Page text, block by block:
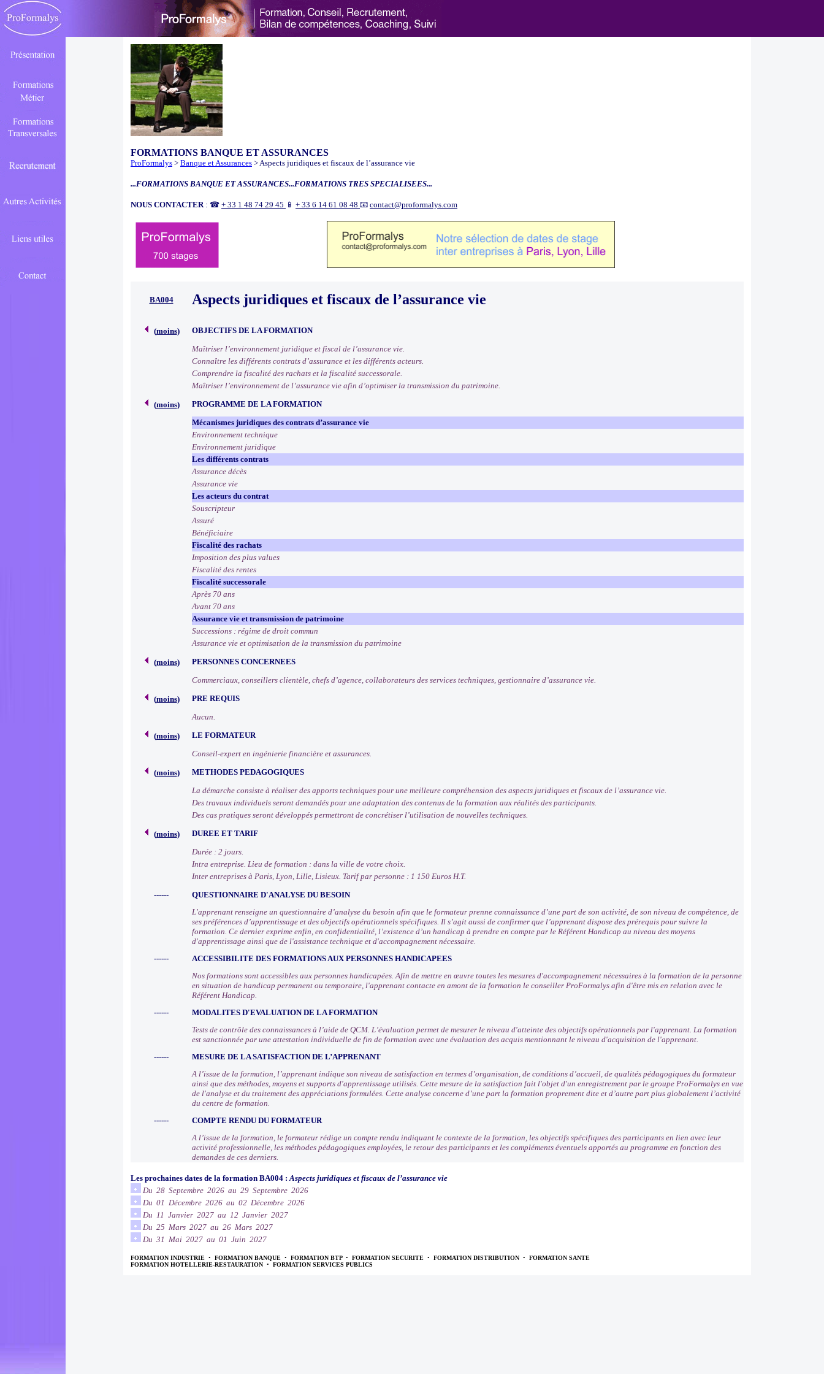
FORMATIONS BANQUE ET ASSURANCES
ProFormalys > Banque et Assurances > Aspects juridiques et fiscaux de l’assurance vie
...FORMATIONS BANQUE ET ASSURANCES...FORMATIONS TRES SPECIALISEES...
NOUS CONTACTER : ☎ + 33 1 48 74 29 45 📱 + 33 6 14 61 08 48 📧 contact@proformalys.com
BA004 Aspects juridiques et fiscaux de l’assurance vie
(moins)
OBJECTIFS DE LA FORMATION
Maîtriser l’environnement juridique et fiscal de l’assurance vie.
Connaître les différents contrats d’assurance et les différents acteurs.
Comprendre la fiscalité des rachats et la fiscalité successorale.
Maîtriser l’environnement de l’assurance vie afin d’optimiser la transmission du patrimoine.
(moins)
PROGRAMME DE LA FORMATION
Mécanismes juridiques des contrats d’assurance vie
Environnement technique
Environnement juridique
Les différents contrats
Assurance décès
Assurance vie
Les acteurs du contrat
Souscripteur
Assuré
Bénéficiaire
Fiscalité des rachats
Imposition des plus values
Fiscalité des rentes
Fiscalité successorale
Après 70 ans
Avant 70 ans
Assurance vie et transmission de patrimoine
Successions : régime de droit commun
Assurance vie et optimisation de la transmission du patrimoine
(moins)
PERSONNES CONCERNEES
Commerciaux, conseillers clientèle, chefs d’agence, collaborateurs des services techniques, gestionnaire d’assurance vie.
(moins)
PRE REQUIS
Aucun.
(moins)
LE FORMATEUR
Conseil-expert en ingénierie financière et assurances.
(moins)
METHODES PEDAGOGIQUES
La démarche consiste à réaliser des apports techniques pour une meilleure compréhension des aspects juridiques et fiscaux de l’assurance vie.
Des travaux individuels seront demandés pour une adaptation des contenus de la formation aux réalités des participants.
Des cas pratiques seront développés permettront de concrétiser l’utilisation de nouvelles techniques.
(moins)
DUREE ET TARIF
Durée : 2 jours.
Intra entreprise. Lieu de formation : dans la ville de votre choix.
Inter entreprises à Paris, Lyon, Lille, Lisieux. Tarif par personne : 1 150 Euros H.T.
------
QUESTIONNAIRE D'ANALYSE DU BESOIN
L'apprenant renseigne un questionnaire d’analyse du besoin afin que le formateur prenne connaissance d’une part de son activité, de son niveau de compétence, de
ses préférences d’apprentissage et des objectifs opérationnels spécifiques. Il s’agit aussi de confirmer que l’apprenant dispose des prérequis pour suivre la
formation. Ce dernier exprime enfin, en confidentialité, l’existence d’un handicap à prendre en compte par le Référent Handicap au niveau des moyens
d'apprentissage ainsi que de l'assistance technique et d'accompagnement nécessaire.
------
ACCESSIBILITE DES FORMATIONS AUX PERSONNES HANDICAPEES
Nos formations sont accessibles aux personnes handicapées. Afin de mettre en œuvre toutes les mesures d'accompagnement nécessaires à la formation de la personne
en situation de handicap permanent ou temporaire, l'apprenant contacte en amont de la formation le conseiller ProFormalys afin d'être mis en relation avec le
Référent Handicap.
------
MODALITES D'EVALUATION DE LA FORMATION
Tests de contrôle des connaissances à l’aide de QCM. L’évaluation permet de mesurer le niveau d'atteinte des objectifs opérationnels par l'apprenant. La formation
est sanctionnée par une attestation individuelle de fin de formation avec une évaluation des acquis mentionnant le niveau d'acquisition de l'apprenant.
------
MESURE DE LA SATISFACTION DE L’APPRENANT
A l’issue de la formation, l’apprenant indique son niveau de satisfaction en termes d’organisation, de conditions d’accueil, de qualités pédagogiques du formateur
ainsi que des méthodes, moyens et supports d'apprentissage utilisés. Cette mesure de la satisfaction fait l'objet d'un enregistrement par le groupe ProFormalys en vue
de l'analyse et du traitement des appréciations formulées. Cette analyse concerne d’une part la formation proprement dite et d’autre part plus globalement l’activité
du centre de formation.
------
COMPTE RENDU DU FORMATEUR
A l’issue de la formation, le formateur rédige un compte rendu indiquant le contexte de la formation, les objectifs spécifiques des participants en lien avec leur
activité professionnelle, les méthodes pédagogiques employées, le retour des participants et les compléments éventuels apportés au programme en fonction des
demandes de ces derniers.
Les prochaines dates de la formation BA004 :Aspects juridiques et fiscaux de l’assurance vie
Du 28 Septembre 2026 au 29 Septembre 2026
Du 01 Décembre 2026 au 02 Décembre 2026
Du 11 Janvier 2027 au 12 Janvier 2027
Du 25 Mars 2027 au 26 Mars 2027
Du 31 Mai 2027 au 01 Juin 2027
FORMATION INDUSTRIE • FORMATION BANQUE • FORMATION BTP • FORMATION SECURITE • FORMATION DISTRIBUTION • FORMATION SANTE
FORMATION HOTELLERIE-RESTAURATION • FORMATION SERVICES PUBLICS